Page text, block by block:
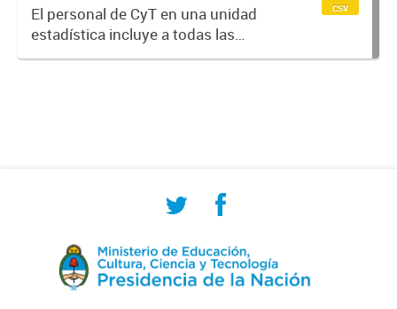
Tecnología Argentino (SICYTAR)
El personal de CyT en una unidad
estadística incluye a todas las
personas involucradas
csv